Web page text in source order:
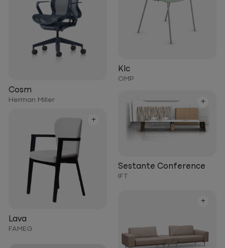
Klc
OMP
Cosm
Herman Miller +
Sestante Conference
IFT
+
Lava
FAMEG
+